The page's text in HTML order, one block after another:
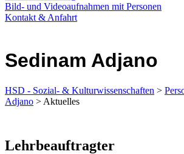
Bild- und Videoaufnahmen mit Personen
Kontakt & Anfahrt
Sedinam Adjano
HSD - Sozial- & Kulturwissenschaften >
Adjano > Aktuelles
Lehrbeauftragter